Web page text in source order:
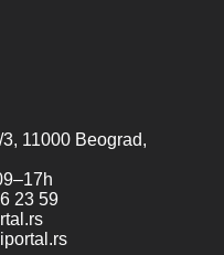
11000 Beograd,
23 59